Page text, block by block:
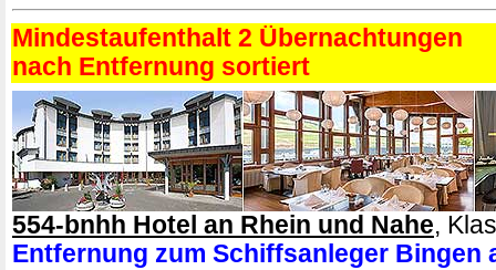
Mindestaufenthalt 2 Übernachtungen
nach Entfernung sortiert
554-bnhh Hotel an Rhein und Nahe,
Entfernung zum Schiffsanleger Bingen